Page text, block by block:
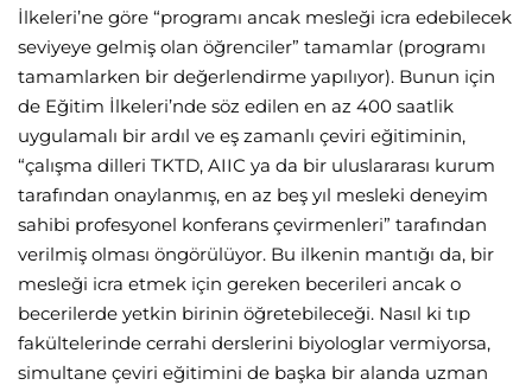
İlkeleri’ne göre “programı ancak mesleği icra edebilecek
seviyeye gelmiş olan öğrenciler” tamamlar (programı
tamamlarken bir değerlendirme yapılıyor). Bunun için
de Eğitim İlkeleri’nde söz edilen en az 400 saatlik
uygulamalı bir ardıl ve eş zamanlı çeviri eğitiminin,
“çalışma dilleri TKTD, AIIC ya da bir uluslararası kurum
tarafından onaylanmış, en az beş yıl mesleki deneyim
sahibi profesyonel konferans çevirmenleri” tarafından
verilmiş olması öngörülüyor. Bu ilkenin mantığı da, bir
mesleği icra etmek için gereken becerileri ancak o
becerilerde yetkin birinin öğretebileceği. Nasıl ki tıp
fakültelerinde cerrahi derslerini biyologlar vermiyorsa,
simultane çeviri eğitimini de başka bir alanda uzman